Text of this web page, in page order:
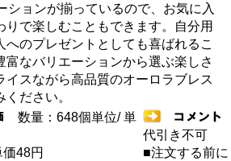
ションが揃っているので、お気に入
りで楽しむこともできます。自分用
へのプレゼントとしても喜ばれるこ
富なバリエーションから選ぶ楽しさ
イスながら高品質のオーロラブレス
ださい。
数量：648個単位/ 単
48円
代引き不可
■注文する前に